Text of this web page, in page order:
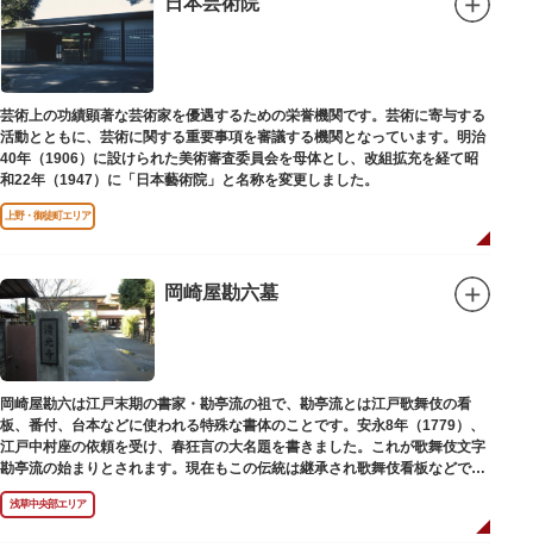
芸術上の功績顕著な芸術家を優遇するための栄誉機関です。芸術に寄与する
活動とともに、芸術に関する重要事項を審議する機関となっています。明治
40年（1906）に設けられた美術審査委員会を母体とし、改組拡充を経て昭
和22年（1947）に「日本藝術院」と名称を変更しました。
上野・御徒町エリア
岡崎屋勘六墓
岡崎屋勘六は江戸末期の書家・勘亭流の祖で、勘亭流とは江戸歌舞伎の看
板、番付、台本などに使われる特殊な書体のことです。安永8年（1779）、
江戸中村座の依頼を受け、春狂言の大名題を書きました。これが歌舞伎文字
勘亭流の始まりとされます。現在もこの伝統は継承され歌舞伎看板などで使
われています。 お墓は清光寺（せいこうじ）境内にあります。
浅草中央部エリア